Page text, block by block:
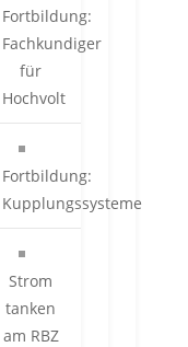
Fortbildung:
Fachkundiger
für
Hochvolt
Fortbildung:
Kupplungssysteme
Strom
tanken
am RBZ